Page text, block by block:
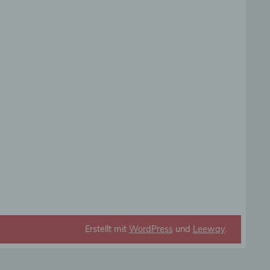
Erstellt mit WordPressund Leeway.